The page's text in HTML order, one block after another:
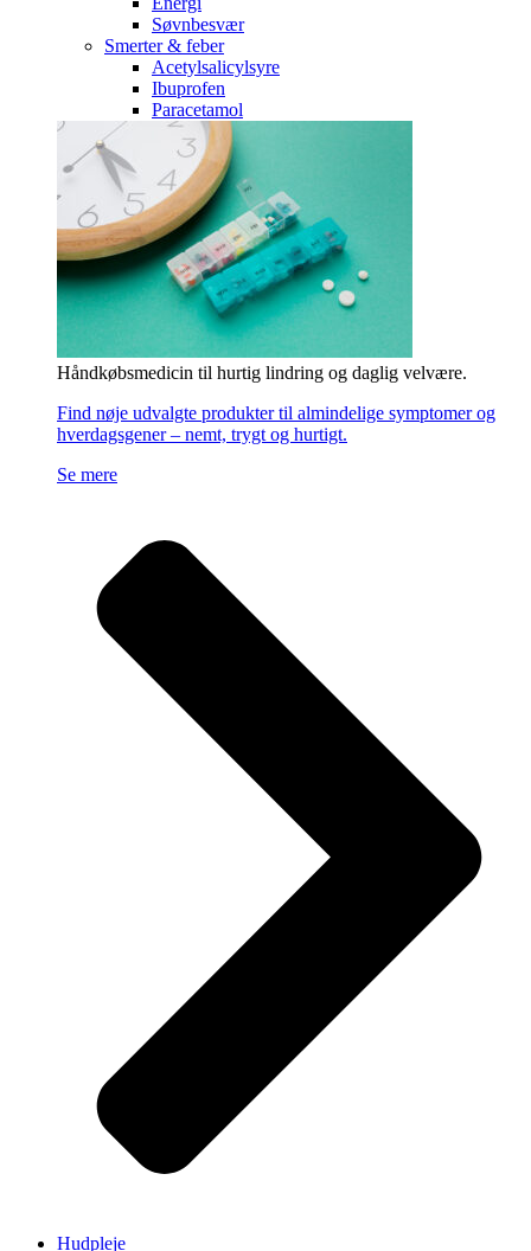
Søvnbesvær
Smerter & feber
Acetylsalicylsyre
Ibuprofen
Paracetamol
Håndkøbsmedicin til hurtig lindring og daglig velvære.
Find nøje udvalgte produkter til almindelige symptomer og
hverdagsgener – nemt, trygt og hurtigt.
Se mere
Hudpleje